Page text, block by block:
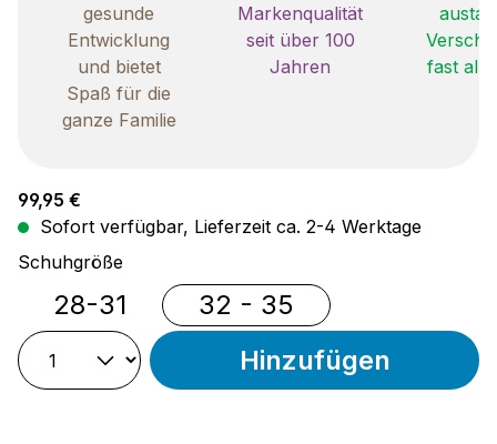
gesunde
Entwicklung
und bietet
Spaß für die
ganze Familie
Markenqualität
seit über 100
Jahren
fast
Regulärer Preis:
99,95 €
Sofort verfügbar, Lieferzeit ca. 2-4 Werktage
Schuhgrößeauswählen
28-31
32 - 35
Hinzufügen